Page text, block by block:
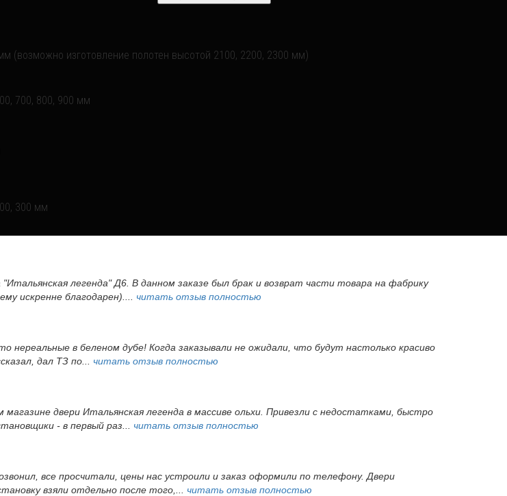
(возможно изготовление полотен высотой 2100, 2200, 2300 мм)
700, 800, 900 мм
300 мм
легенда" Д6. В данном заказе был брак и возврат части товара на фабрику
искренне благодарен).... читать отзыв полностью
нереальные в беленом дубе! Когда заказывали не ожидали, что будут настолько красиво
дал ТЗ по... читать отзыв полностью
двери Итальянская легенда в массиве ольхи. Привезли с недостатками, быстро
- в первый раз... читать отзыв полностью
все просчитали, цены нас устроили и заказ оформили по телефону. Двери
взяли отдельно после того,... читать отзыв полностью